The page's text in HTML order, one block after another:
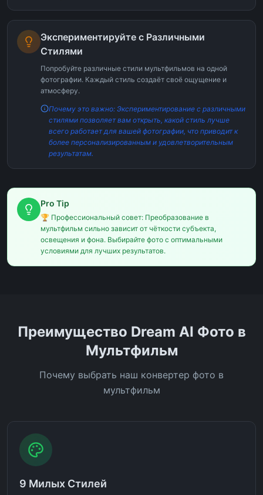
Экспериментируйте с Различными
Стилями
Попробуйте различные стили мультфильмов на одной
фотографии. Каждый стиль создаёт своё ощущение и
атмосферу.
Почему это важно: Экспериментирование с различными
стилями позволяет вам открыть, какой стиль лучше
всего работает для вашей фотографии, что приводит к
более персонализированным и удовлетворительным
результатам.
Pro Tip
🏆 Профессиональный совет: Преобразование в
мультфильм сильно зависит от чёткости субъекта,
освещения и фона. Выбирайте фото с оптимальными
условиями для лучших результатов.
Преимущество Dream AI Фото в
Мультфильм
Почему выбрать наш конвертер фото в
мультфильм
9 Милых Стилей